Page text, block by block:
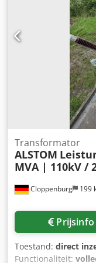
Cloppenburg 199
Transformator
ALSTOM
MVA | 110kV /
Prijsinfo
Toestand: direct
Functionaliteit: